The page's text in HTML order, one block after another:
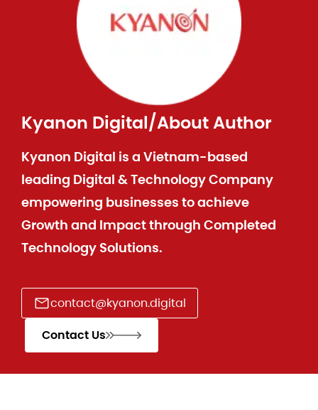
Kyanon Digital/About Author
Kyanon Digital is a Vietnam-based
leading Digital & Technology Company
empowering businesses to achieve
Growth and Impact through Completed
Technology Solutions.
contact@kyanon.digital
Contact Us